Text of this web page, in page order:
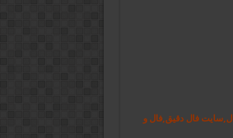
سایت برای فال,سایت فال دقیق,فال و